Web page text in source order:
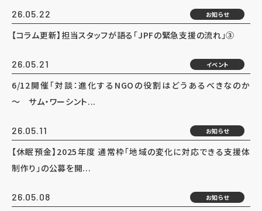
26.05.22 お知らせ
【コラム更新】担当スタッフが語る「JPFの緊急支援の流れ」③
26.05.21 イベント
6/12開催「対談：進化するNGOの役割はどうあるべきなのか
～ サム・ワーシント...
26.05.11 お知らせ
【休眠預金】2025年度 通常枠「地域の変化に対応できる支援体
制作り」の公募を開...
26.05.08 お知らせ